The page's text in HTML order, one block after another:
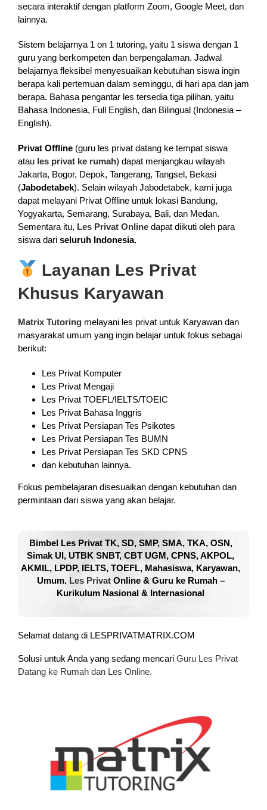
secara interaktif dengan platform Zoom, Google Meet, dan
lainnya.
Sistem belajarnya 1 on 1 tutoring, yaitu 1 siswa dengan 1
guru yang berkompeten dan berpengalaman. Jadwal
belajarnya fleksibel menyesuaikan kebutuhan siswa ingin
berapa kali pertemuan dalam seminggu, di hari apa dan jam
berapa. Bahasa pengantar les tersedia tiga pilihan, yaitu
Bahasa Indonesia, Full English, dan Bilingual (Indonesia –
English).
Privat Offline(guru les privat datang ke tempat siswa
ataules privat ke rumah) dapat menjangkau wilayah
Jakarta, Bogor, Depok, Tangerang, Tangsel, Bekasi
(Jabodetabek). Selain wilayah Jabodetabek, kami juga
dapat melayani Privat Offline untuk lokasi Bandung,
Yogyakarta, Semarang, Surabaya, Bali, dan Medan.
Sementara itu, Les Privat Onlinedapat diikuti oleh para
siswa dari seluruh Indonesia.
Layanan Les Privat
Khusus Karyawan
Matrix Tutoring melayani les privat untuk Karyawan dan
masyarakat umum yang ingin belajar untuk fokus sebagai
berikut:
Les Privat Komputer
Les Privat Mengaji
Les Privat TOEFL/IELTS/TOEIC
Les Privat Bahasa Inggris
Les Privat Persiapan Tes Psikotes
Les Privat Persiapan Tes BUMN
Les Privat Persiapan Tes SKD CPNS
dan kebutuhan lainnya.
Fokus pembelajaran disesuaikan dengan kebutuhan dan
permintaan dari siswa yang akan belajar.
Bimbel Les Privat TK, SD, SMP, SMA, TKA, OSN,
Simak UI, UTBK SNBT, CBT UGM, CPNS, AKPOL,
AKMIL, LPDP, IELTS, TOEFL, Mahasiswa, Karyawan,
Umum. Les PrivatOnline & Guru ke Rumah –
Kurikulum Nasional & Internasional
Selamat datang di LESPRIVATMATRIX.COM
Solusi untuk Anda yang sedang mencari Guru Les Privat
Datang ke Rumah dan Les Online.